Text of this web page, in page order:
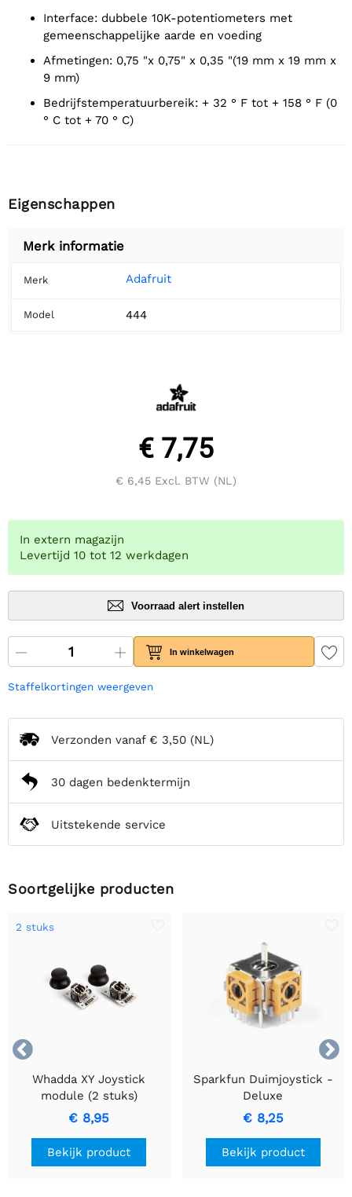
Interface: dubbele 10K-potentiometers met
gemeenschappelijke aarde en voeding
Afmetingen: 0,75 "x 0,75" x 0,35 "(19 mm x 19 mm x
9 mm)
Bedrijfstemperatuurbereik: + 32 ° F tot + 158 ° F (0
° C tot + 70 ° C)
Eigenschappen
Merk informatie
Merk Adafruit
Model 444
€ 7,75
€ 6,45 Excl. BTW (NL)
In extern magazijn
Levertijd 10 tot 12 werkdagen
Voorraad alert instellen
In winkelwagen
Staffelkortingen weergeven
Verzonden vanaf € 3,50 (NL)
30 dagen bedenktermijn
Uitstekende service
Soortgelijke producten


2 stuks
Whadda XY Joystick
module (2 stuks)
€ 8,95
Bekijk product
Sparkfun Duimjoystick -
Deluxe
€ 8,25
Bekijk product